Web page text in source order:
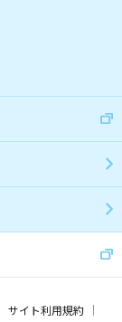
サイト利用規約